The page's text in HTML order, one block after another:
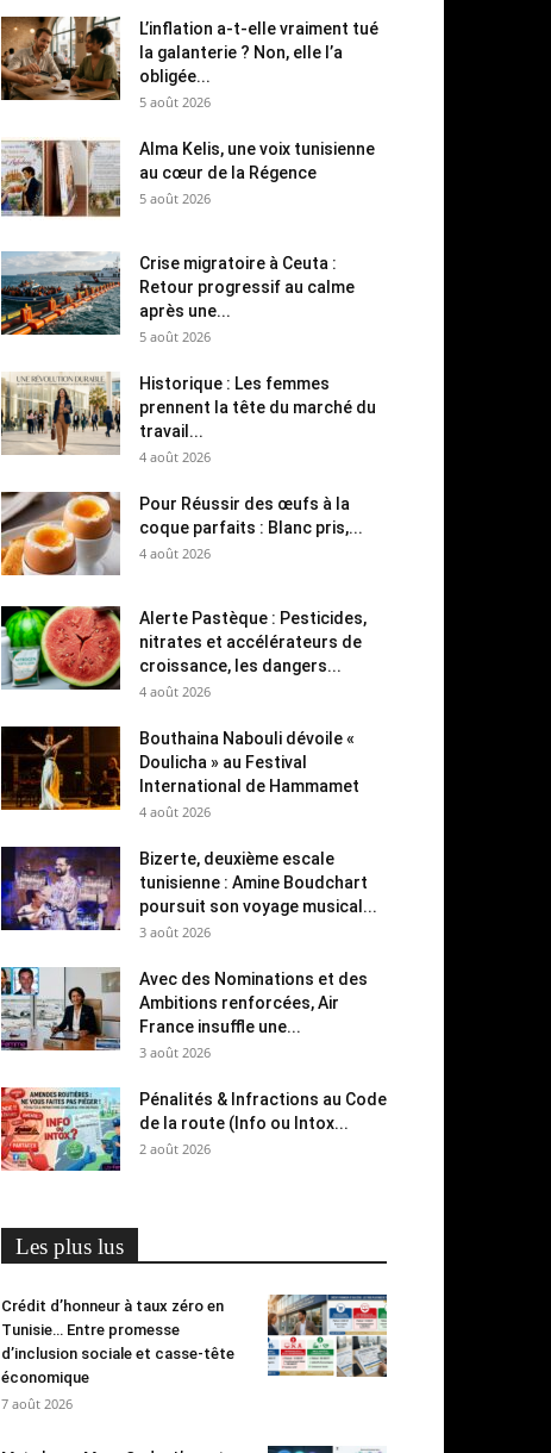
L’inflation a-t-elle vraiment tué
la galanterie ? Non, elle l’a
obligée...
5 août 2026
Alma Kelis, une voix tunisienne
au cœur de la Régence
5 août 2026
Crise migratoire à Ceuta :
Retour progressif au calme
après une...
5 août 2026
Historique : Les femmes
prennent la tête du marché du
travail...
4 août 2026
Pour Réussir des œufs à la
coque parfaits : Blanc pris,...
4 août 2026
Alerte Pastèque : Pesticides,
nitrates et accélérateurs de
croissance, les dangers...
4 août 2026
Bouthaina Nabouli dévoile «
Doulicha » au Festival
International de Hammamet
4 août 2026
Bizerte, deuxième escale
tunisienne : Amine Boudchart
poursuit son voyage musical...
3 août 2026
Avec des Nominations et des
Ambitions renforcées, Air
France insuffle une...
3 août 2026
Pénalités & Infractions au Code
de la route (Info ou Intox...
2 août 2026
Les plus lus
Crédit d’honneur à taux zéro en
Tunisie… Entre promesse
d’inclusion sociale et casse-tête
économique
7 août 2026